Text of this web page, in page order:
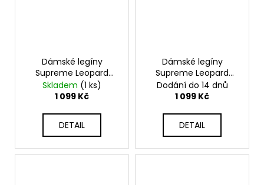
Dámské legíny
Supreme Leopard
Black
Skladem (1 ks)
1 099 Kč
DETAIL
Dámské legíny
Supreme Leopard
Beige
Dodání do 14 dnů
1 099 Kč
DETAIL